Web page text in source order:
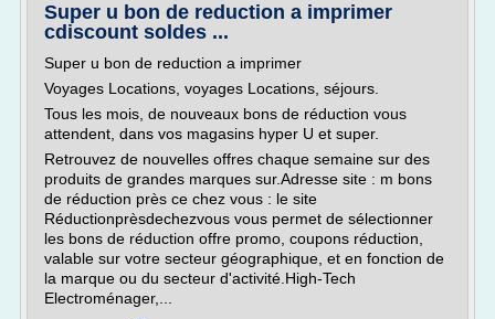
Super u bon de reduction a imprimer
cdiscount soldes ...
Super u bon de reduction a imprimer
Voyages Locations, voyages Locations, séjours.
Tous les mois, de nouveaux bons de réduction vous
attendent, dans vos magasins hyper U et super.
Retrouvez de nouvelles offres chaque semaine sur des
produits de grandes marques sur.Adresse site : m bons
de réduction près ce chez vous : le site
Réductionprèsdechezvous vous permet de sélectionner
les bons de réduction offre promo, coupons réduction,
valable sur votre secteur géographique, et en fonction de
la marque ou du secteur d'activité.High-Tech
Electroménager,...